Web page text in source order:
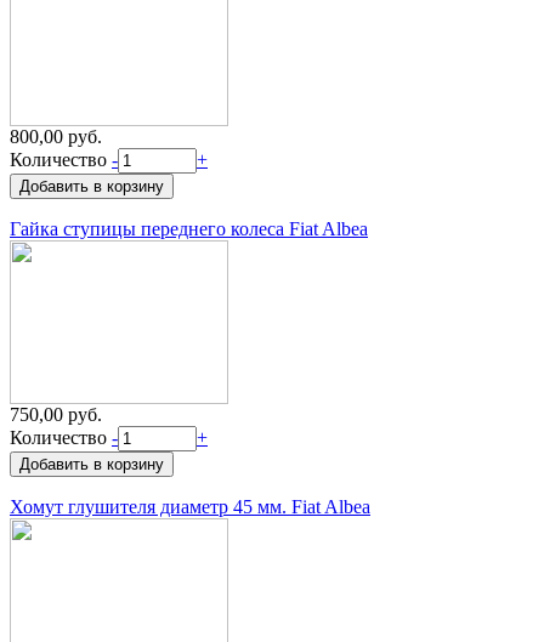
800,00 руб.
Количество - +
Гайка ступицы переднего колеса Fiat Albea
750,00 руб.
Количество - +
Хомут глушителя диаметр 45 мм. Fiat Albea